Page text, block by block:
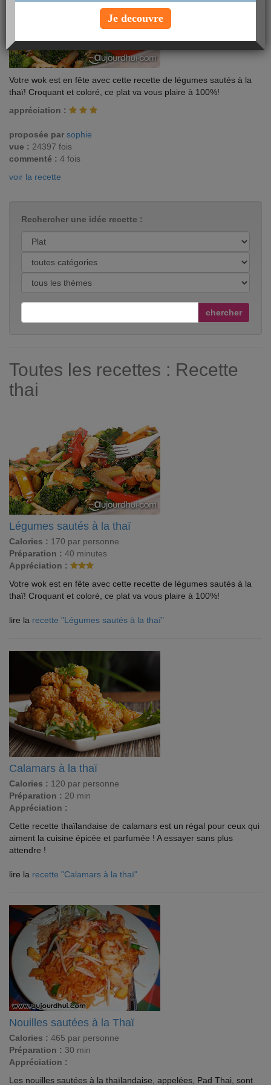
Votre wok est en fête avec cette recette de légumes sautés à la
thaï! Croquant et coloré, ce plat va vous plaire à 100%!
appréciation :
proposée par sophie
vue : 24397 fois
commenté : 4 fois
voir la recette
Rechercher une idée recette :
chercher
Toutes les recettes : Recette
thai
Légumes sautés à la thaï
Calories : 170 par personne
Préparation : 40 minutes
Appréciation :
Votre wok est en fête avec cette recette de légumes sautés à la
thaï! Croquant et coloré, ce plat va vous plaire à 100%!
lire la recette "Légumes sautés à la thaï"
Calamars à la thaï
Calories : 120 par personne
Préparation : 20 min
Appréciation :
Cette recette thaïlandaise de calamars est un régal pour ceux qui
aiment la cuisine épicée et parfumée ! A essayer sans plus
attendre !
lire la recette "Calamars à la thaï"
Nouilles sautées à la Thaï
Calories : 465 par personne
Préparation : 30 min
Appréciation :
Les nouilles sautées à la thaïlandaise, appelées, Pad Thai, sont
Je decouvre